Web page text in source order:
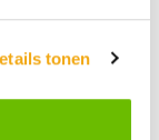
tonen
worden